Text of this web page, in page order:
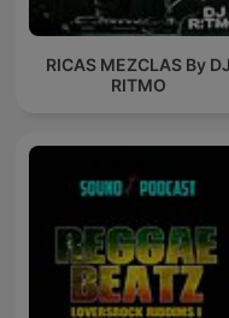
RICAS MEZCLAS By DJ
RITMO